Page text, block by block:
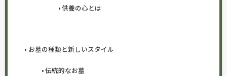
供養の心とは
お墓の種類と新しいスタイル
伝統的なお墓